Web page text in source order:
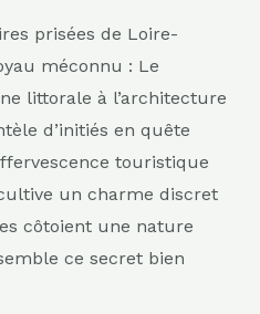
prisées de Loire-
méconnu : Le
littorale à l’architecture
d’initiés en quête
touristique
un charme discret
côtoient une nature
ce secret bien